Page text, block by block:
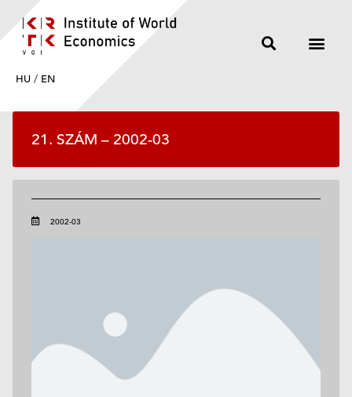
HU / EN
21. SZÁM – 2002-03
2002-03